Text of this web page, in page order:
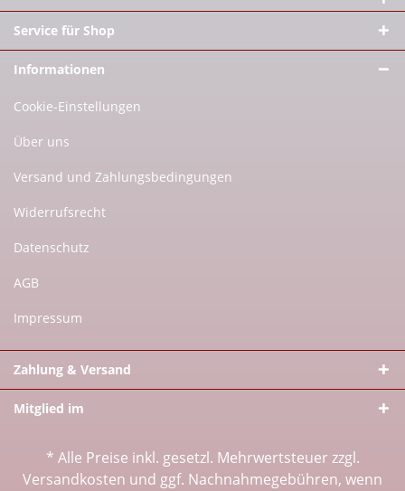
Service für Shop
Informationen
Cookie-Einstellungen
Über uns
Versand und Zahlungsbedingungen
Widerrufsrecht
Datenschutz
AGB
Impressum
Zahlung & Versand
Mitglied im
* Alle Preise inkl. gesetzl. Mehrwertsteuer zzgl.
Versandkosten und ggf. Nachnahmegebühren, wenn